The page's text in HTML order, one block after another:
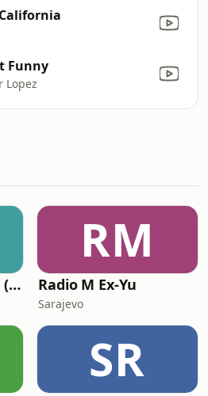
Funny
Lopez
Radio Balkan Music (BIH)
RM
Radio M Ex-Yu
Sarajevo
SR